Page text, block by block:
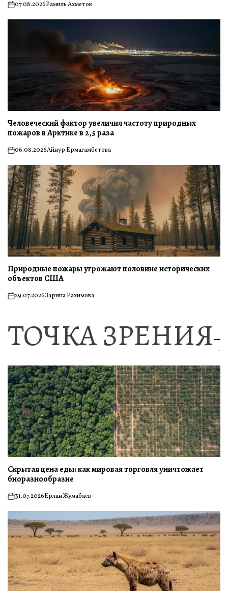
on07.08.2026Рамиль Ахметов
Человеческий фактор увеличил частоту природных
пожаров в Арктике в 2,5 раза
on06.08.2026Айнур Ермагамбетова
Природные пожары угрожают половине исторических
объектов США
on29.07.2026Зарина Рахимова
ТОЧКА ЗРЕНИЯ
Скрытая цена еды: как мировая торговля уничтожает
биоразнообразие
on31.07.2026Ерлан Жумабаев